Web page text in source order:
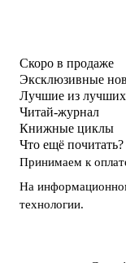
Скоро в продаже
Эксклюзивные
Лучшие из лучших
Читай-журнал
Книжные циклы
Что ещё почитать?
Принимаем к
На
технологии.